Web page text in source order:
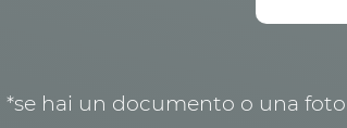
*se hai un documento o una